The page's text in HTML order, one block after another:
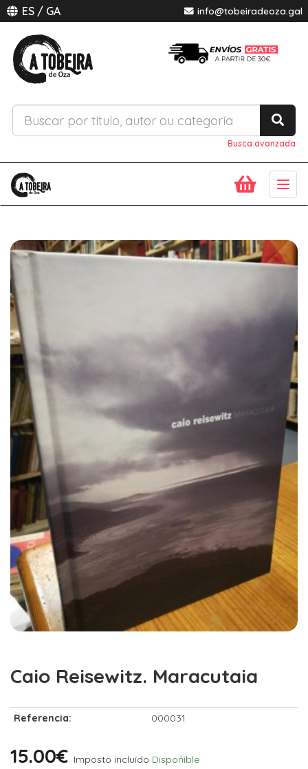
ES / GA info@tobeiradeoza.gal
Busca avanzada
Caio Reisewitz. Maracutaia
Referencia: 000031
15.00€ Imposto incluído Dispoñible